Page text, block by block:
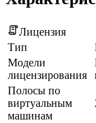
Лицензия
Тип
Модели
лицензирования
Полосы по
виртуальным
машинам